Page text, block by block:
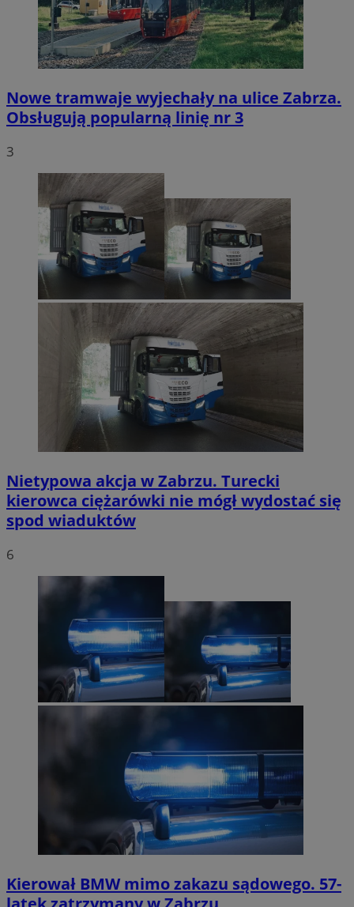
Nowe tramwaje wyjechały na ulice Zabrza.
Obsługują popularną linię nr 3
3
Nietypowa akcja w Zabrzu. Turecki
kierowca ciężarówki nie mógł wydostać się
spod wiaduktów
6
Kierował BMW mimo zakazu sądowego. 57-